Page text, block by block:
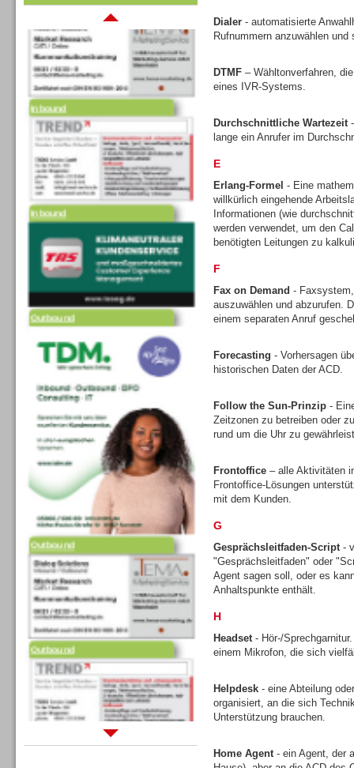
Inbound
Inbound
Outbound
Outbound
Outbound
Sprachdialogsysteme u. Ki/
Dialer - automatisierte
Rufnummern anzuwählen
DTMF – Wähltonverfahren,
eines IVR-Systems.
Durchschnittliche Wartezeit-
lange ein Anrufer im
E
Erlang-Formel - Eine
willkürlich eingehende
Informationen (wie
werden verwendet, um den
benötigten Leitungen zu
F
Fax on Demand -
auszuwählen und abzurufen.
einem separaten Anruf
Forecasting - Vorhersagen
historischen Daten der ACD.
Follow the Sun-Prinzip -
Zeitzonen zu betreiben oder
rund um die Uhr zu
Frontoffice – alle Aktivitäten
Frontoffice-Lösungen
mit dem Kunden.
G
Gesprächsleitfaden-Script-
"Gesprächsleitfaden" oder
Agent sagen soll, oder es
Anhaltspunkte enthält.
H
Headset- Hör-/
einem Mikrofon, die sich
Helpdesk - eine Abteilung
organisiert, an die sich
Unterstützung brauchen.
Home Agent- ein Agent, der